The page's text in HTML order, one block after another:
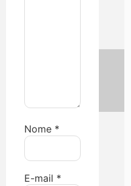
Nome *
E-mail *